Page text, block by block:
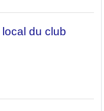
du club